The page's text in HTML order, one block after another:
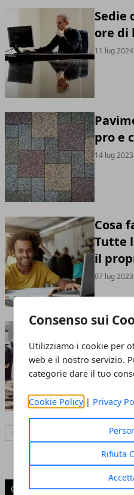
Consenso sui
Utilizziamo i cookie per
web e il nostro servizio.
categorie dare il tuo
Cookie Policy | Privacy
Rifiuta
Sedie
ore di
11 lug 2024
pro e
14 lug 2023
Cosa
Tutte
il
07 lug 2023
online
sono
Articolo Successivo
CATEGORIE